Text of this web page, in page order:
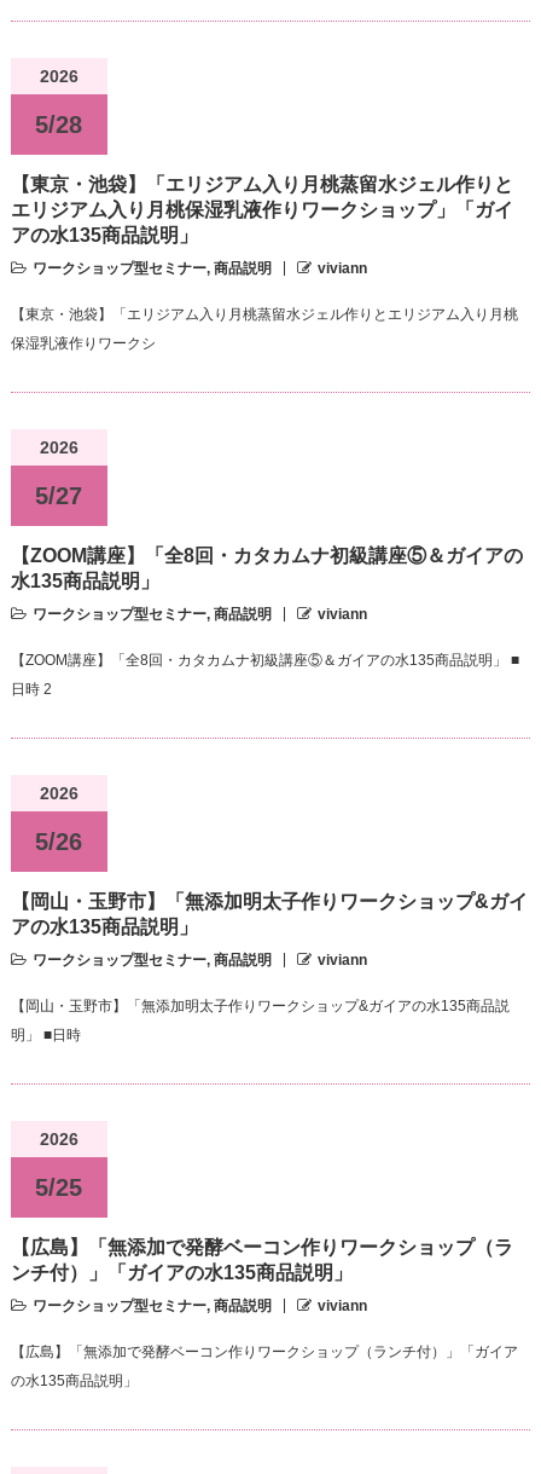
2026
5/28
【東京・池袋】「エリジアム入り月桃蒸留水ジェル作りと
エリジアム入り月桃保湿乳液作りワークショップ」「ガイ
アの水135商品説明」
ワークショップ型セミナー, 商品説明 viviann
【東京・池袋】「エリジアム入り月桃蒸留水ジェル作りとエリジアム入り月桃
保湿乳液作りワークシ
2026
5/27
【ZOOM講座】「全8回・カタカムナ初級講座⑤＆ガイアの
水135商品説明」
ワークショップ型セミナー, 商品説明 viviann
【ZOOM講座】「全8回・カタカムナ初級講座⑤＆ガイアの水135商品説明」 ■
日時 2
2026
5/26
【岡山・玉野市】「無添加明太子作りワークショップ&ガイ
アの水135商品説明」
ワークショップ型セミナー, 商品説明 viviann
【岡山・玉野市】「無添加明太子作りワークショップ&ガイアの水135商品説
明」 ■日時
2026
5/25
【広島】「無添加で発酵ベーコン作りワークショップ（ラ
ンチ付）」「ガイアの水135商品説明」
ワークショップ型セミナー, 商品説明 viviann
【広島】「無添加で発酵ベーコン作りワークショップ（ランチ付）」「ガイア
の水135商品説明」